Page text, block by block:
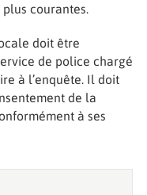
courantes.
doit être
de police chargé
à l’enquête. Il doit
de la
à ses